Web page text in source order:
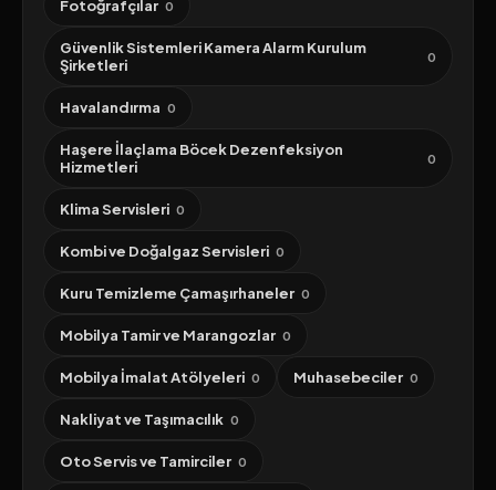
Fotoğrafçılar 0
Güvenlik Sistemleri Kamera Alarm Kurulum
Şirketleri
0
Havalandırma 0
Haşere İlaçlama Böcek Dezenfeksiyon
Hizmetleri
0
Klima Servisleri 0
Kombi ve Doğalgaz Servisleri 0
Kuru Temizleme Çamaşırhaneler 0
Mobilya Tamir ve Marangozlar 0
Mobilya İmalat Atölyeleri 0 Muhasebeciler 0
Nakliyat ve Taşımacılık 0
Oto Servis ve Tamirciler 0